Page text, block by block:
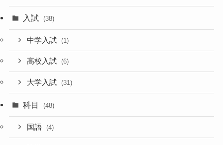
入試 (38)
中学入試 (1)
高校入試 (6)
大学入試 (31)
科目 (48)
国語 (4)